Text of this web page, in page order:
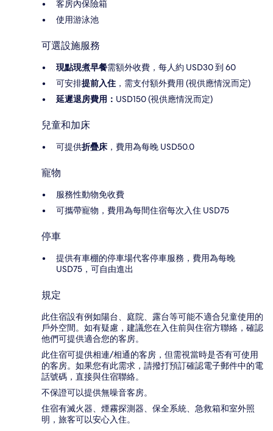
客房內保險箱
使用游泳池
可選設施服務
現點現煮早餐需額外收費，每人約 USD30 到 60
可安排提前入住 ，需支付額外費用 (視供應情況而定)
延遲退房費用： USD150 (視供應情況而定)
兒童和加床
可提供折疊床 ，費用為每晚 USD50.0
寵物
服務性動物免收費
可攜帶寵物，費用為每間住宿每次入住 USD75
停車
提供有車棚的停車場代客停車服務，費用為每晚
USD75，可自由進出
規定
此住宿設有例如陽台、庭院、露台等可能不適合兒童使用的
戶外空間。如有疑慮，建議您在入住前與住宿方聯絡，確認
他們可提供適合您的客房。
此住宿可提供相連/相通的客房，但需視當時是否有可使用
的客房。如果您有此需求，請撥打預訂確認電子郵件中的電
話號碼，直接與住宿聯絡。
不保證可以提供無噪音客房。
住宿有滅火器、煙霧探測器、保全系統、急救箱和室外照
明，旅客可以安心入住。